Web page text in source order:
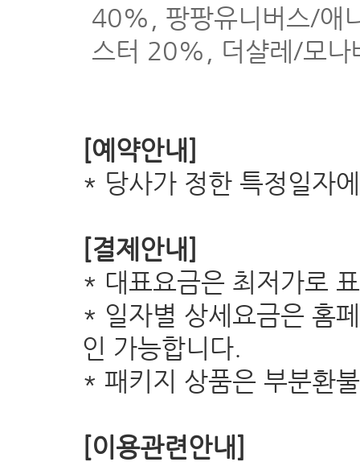
40%, 팡팡유니버스/애
스터 20%, 더샬레/모
[예약안내]
* 당사가 정한 특정일자
[결제안내]
* 대표요금은 최저가로
* 일자별 상세요금은 홈
인 가능합니다.
* 패키지 상품은 부분환
[이용관련안내]